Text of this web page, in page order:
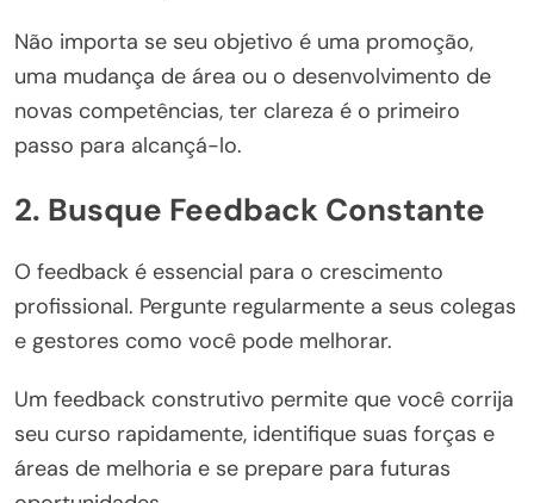
Não importa se seu objetivo é uma promoção,
uma mudança de área ou o desenvolvimento de
novas competências, ter clareza é o primeiro
passo para alcançá-lo.
2. Busque Feedback Constante
O feedback é essencial para o crescimento
profissional. Pergunte regularmente a seus colegas
e gestores como você pode melhorar.
Um feedback construtivo permite que você corrija
seu curso rapidamente, identifique suas forças e
áreas de melhoria e se prepare para futuras